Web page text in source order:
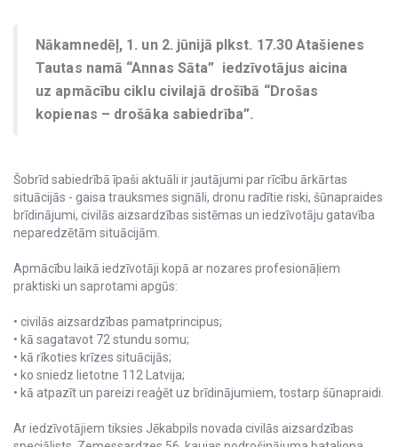
Nākamnedēļ, 1. un 2. jūnijā plkst. 17.30 Atašienes
Tautas namā “Annas Sāta” iedzīvotājus aicina
uz apmācību ciklu civilajā drošībā “Drošas
kopienas – drošāka sabiedrība”.
Šobrīd sabiedrībā īpaši aktuāli ir jautājumi par rīcību ārkārtas
situācijās - gaisa trauksmes signāli, dronu radītie riski, šūnapraides
brīdinājumi, civilās aizsardzības sistēmas un iedzīvotāju gatavība
neparedzētām situācijām.
Apmācību laikā iedzīvotāji kopā ar nozares profesionāļiem
praktiski un saprotami apgūs:
• civilās aizsardzības pamatprincipus;
• kā sagatavot 72 stundu somu;
• kā rīkoties krīzes situācijās;
• ko sniedz lietotne 112 Latvija;
• kā atpazīt un pareizi reaģēt uz brīdinājumiem, tostarp šūnapraidi.
Ar iedzīvotājiem tiksies Jēkabpils novada civilās aizsardzības